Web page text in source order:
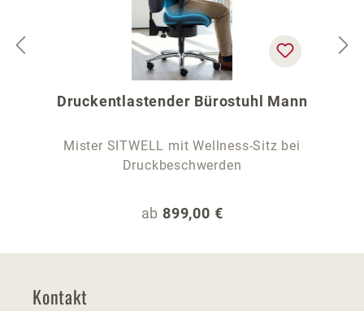
Druckentlastender Bürostuhl Mann
Mister SITWELL mit Wellness-Sitz bei
Druckbeschwerden
Regulärer Preis:
ab 899,00 €
Kontakt